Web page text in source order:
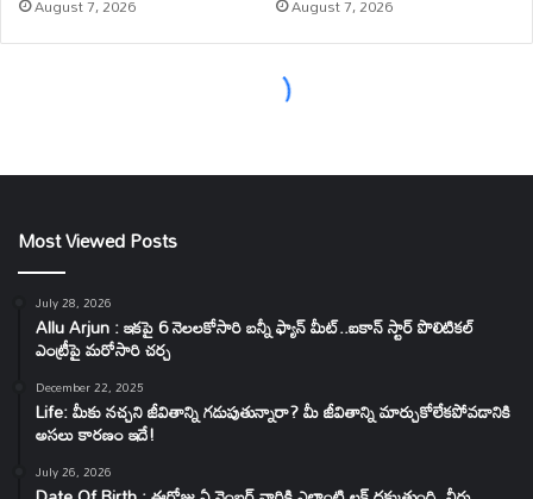
Most Viewed Posts
July 28, 2026
Allu Arjun : ఇకపై 6 నెలలకోసారి బన్నీ ఫ్యాన్ మీట్..ఐకాన్ స్టార్ పొలిటికల్
ఎంట్రీపై మరోసారి చర్చ
December 22, 2025
Life: మీకు నచ్చని జీవితాన్ని గడుపుతున్నారా? మీ జీవితాన్ని మార్చుకోలేకపోవడానికి
అసలు కారణం ఇదే!
July 26, 2026